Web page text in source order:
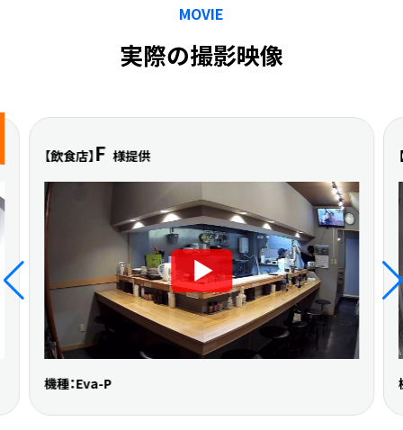
実際の撮影映像
MOVIE
【飲食店】F 様提供
機種：Eva-P